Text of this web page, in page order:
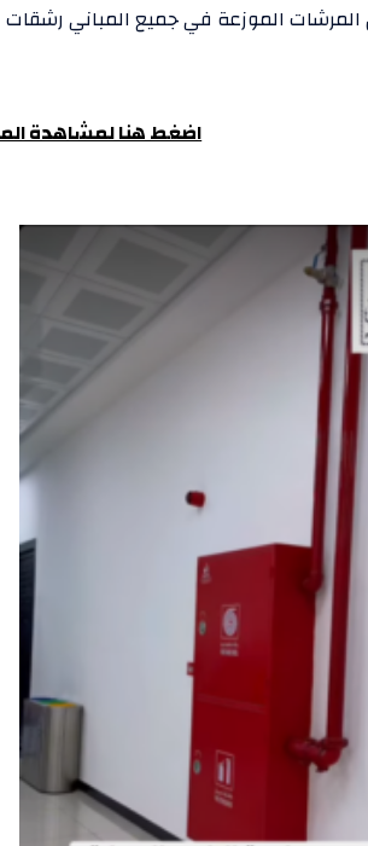
المرشات الموزعة في جميع المباني
اضغط هنا لمشاهدة